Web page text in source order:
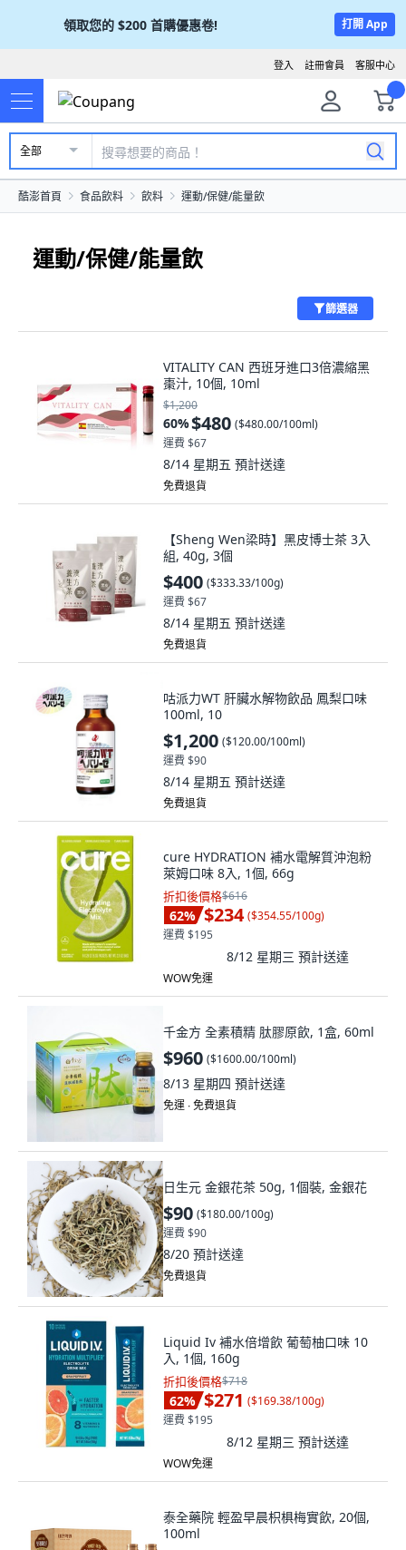
領取您的 $200 首購優惠卷! 打開 App
客服中心
註冊會員
登入
全部
酷澎首頁 食品飲料 飲料 運動/保健/能量飲
運動/保健/能量飲
篩選器
VITALITY CAN 西班牙進口3倍濃縮黑
棗汁, 10個, 10ml
$1,200
60%$480 ($480.00/100ml)
運費 $67
8/14 星期五 預計送達
免費退貨
【Sheng Wen梁時】黑皮博士茶 3入
組, 40g, 3個
$400 ($333.33/100g)
運費 $67
8/14 星期五 預計送達
免費退貨
咕派力WT 肝臟水解物飲品 鳳梨口味
100ml, 10
$1,200 ($120.00/100ml)
運費 $90
8/14 星期五 預計送達
免費退貨
cure HYDRATION 補水電解質沖泡粉
萊姆口味 8入, 1個, 66g
折扣後價格$616
62% $234 ($354.55/100g)
運費 $195
8/12 星期三 預計送達
WOW免運
千金方 全素積精 肽膠原飲, 1盒, 60ml
$960 ($1600.00/100ml)
8/13 星期四 預計送達
免運 ∙ 免費退貨
日生元 金銀花茶 50g, 1個裝, 金銀花
$90 ($180.00/100g)
運費 $90
8/20 預計送達
免費退貨
Liquid Iv 補水倍增飲 葡萄柚口味 10
入, 1個, 160g
折扣後價格$718
62% $271 ($169.38/100g)
運費 $195
8/12 星期三 預計送達
WOW免運
泰全藥院 輕盈早晨枳椇梅實飲, 20個,
100ml